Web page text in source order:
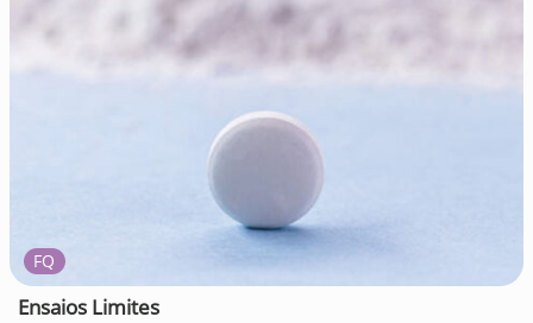
FQ
Ensaios Limites